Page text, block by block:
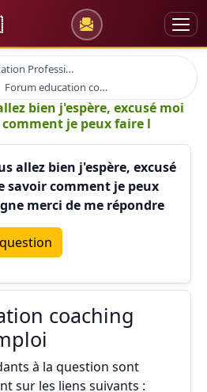
Orientation Professionnelle
Forum education coaching formation emploi
bien j'espère, excusé moi
je peux faire l
allez bien j'espère, excusé
savoir comment je peux
merci de me répondre
coaching
à la question sont
sur les liens suivants :